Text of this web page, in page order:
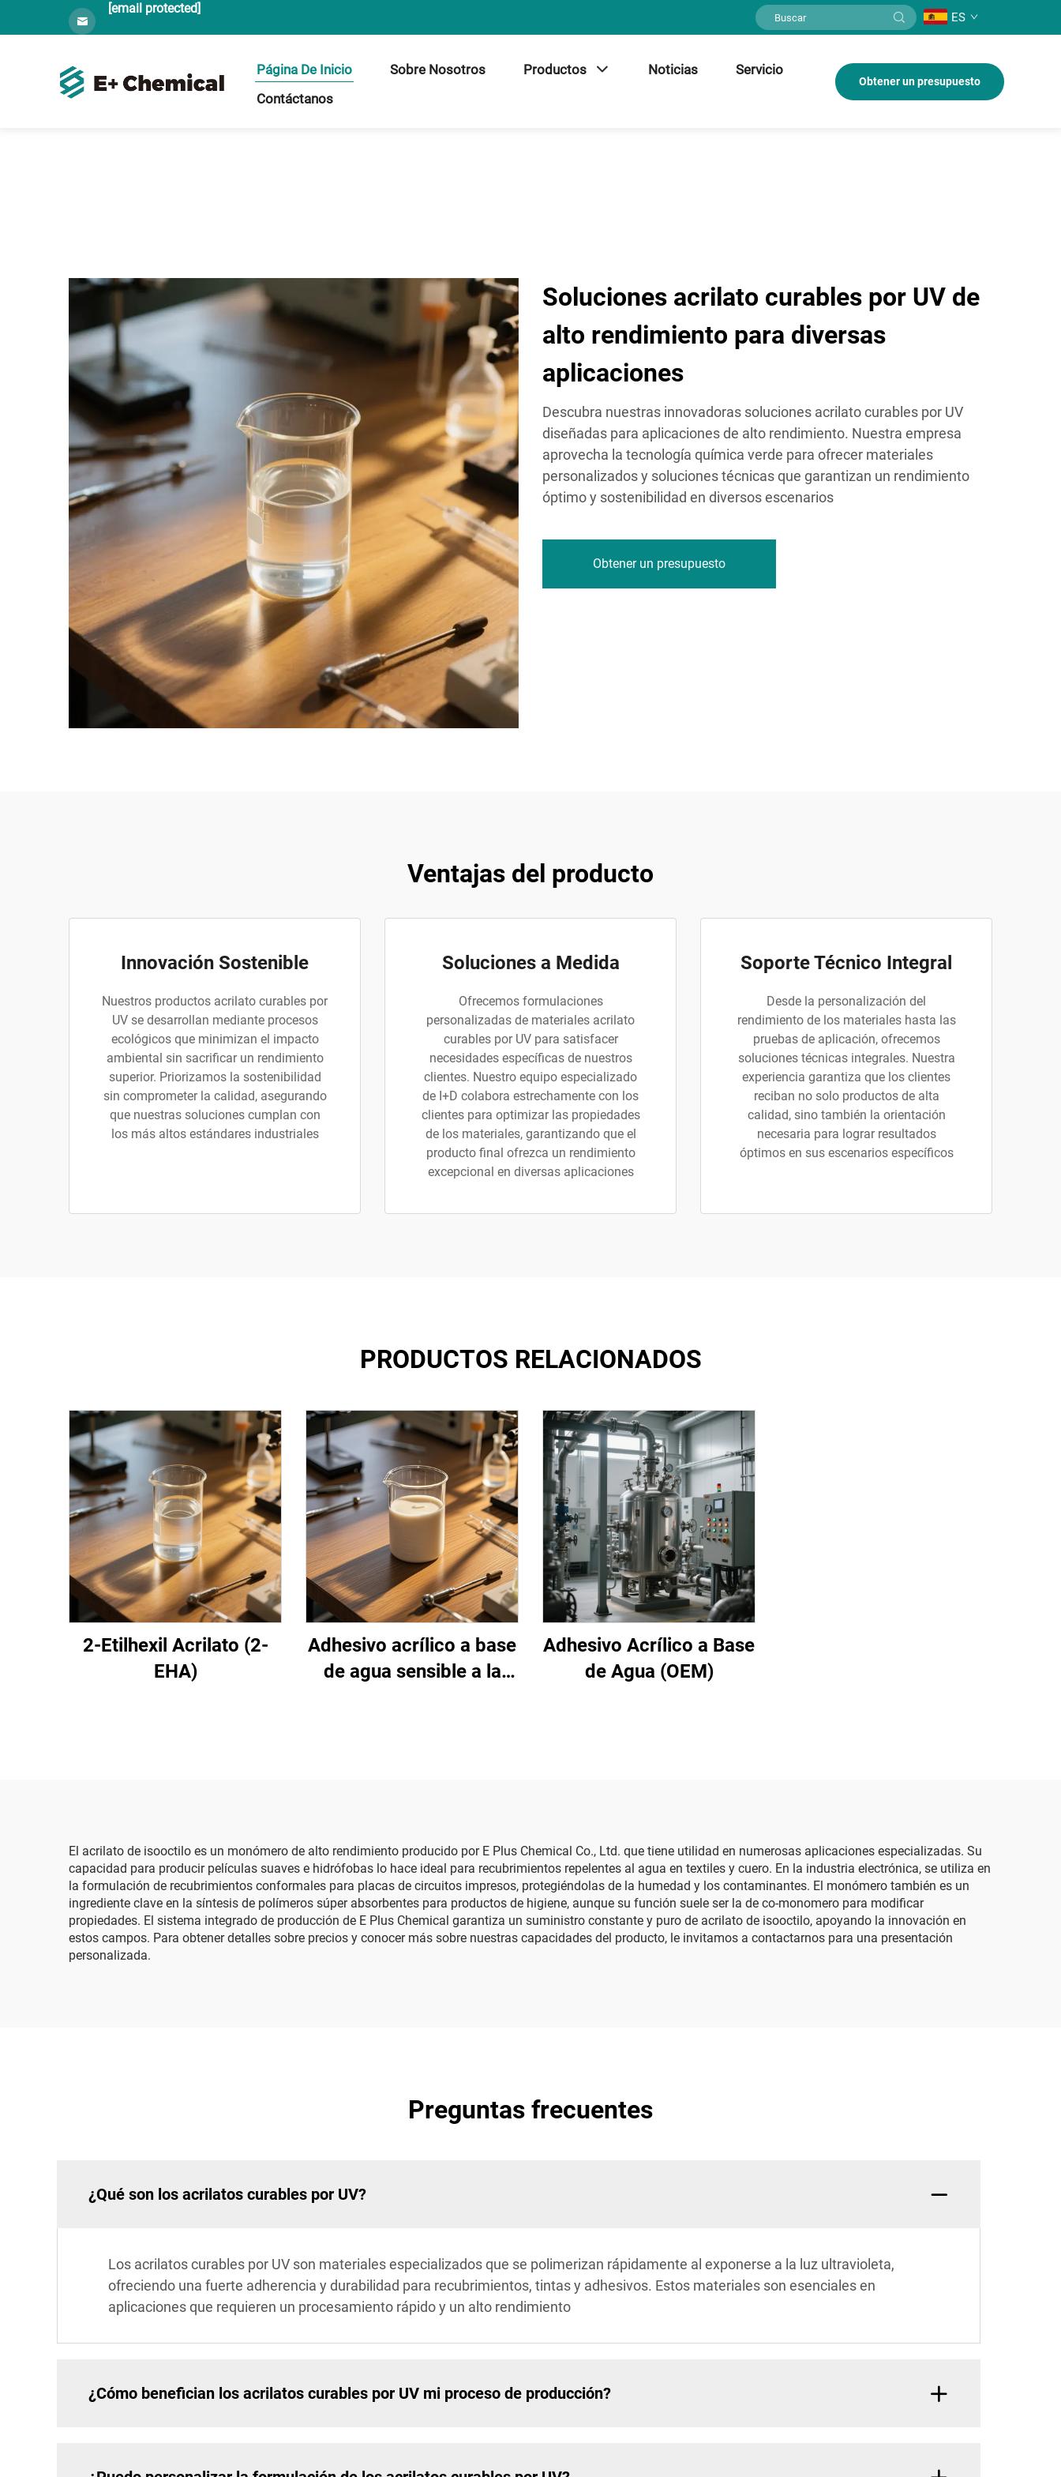
[email protected]
ES
Página De Inicio Sobre Nosotros Productos Noticias
Servicio
Contáctanos
Obtener un presupuesto
Soluciones acrilato curables por UV de
alto rendimiento para diversas
aplicaciones
Descubra nuestras innovadoras soluciones acrilato curables por UV
diseñadas para aplicaciones de alto rendimiento. Nuestra empresa
aprovecha la tecnología química verde para ofrecer materiales
personalizados y soluciones técnicas que garantizan un rendimiento
óptimo y sostenibilidad en diversos escenarios
Obtener un presupuesto
Ventajas del producto
Innovación Sostenible
Nuestros productos acrilato curables por
UV se desarrollan mediante procesos
ecológicos que minimizan el impacto
ambiental sin sacrificar un rendimiento
superior. Priorizamos la sostenibilidad
sin comprometer la calidad, asegurando
que nuestras soluciones cumplan con
los más altos estándares industriales
Soluciones a Medida
Ofrecemos formulaciones
personalizadas de materiales acrilato
curables por UV para satisfacer
necesidades específicas de nuestros
clientes. Nuestro equipo especializado
de I+D colabora estrechamente con los
clientes para optimizar las propiedades
de los materiales, garantizando que el
producto final ofrezca un rendimiento
excepcional en diversas aplicaciones
Soporte Técnico Integral
Desde la personalización del
rendimiento de los materiales hasta las
pruebas de aplicación, ofrecemos
soluciones técnicas integrales. Nuestra
experiencia garantiza que los clientes
reciban no solo productos de alta
calidad, sino también la orientación
necesaria para lograr resultados
óptimos en sus escenarios específicos
PRODUCTOS RELACIONADOS
2-Etilhexil Acrilato (2-
EHA)
Adhesivo acrílico a base
de agua sensible a la
Adhesivo Acrílico a Base
de Agua (OEM)
El acrilato de isooctilo es un monómero de alto rendimiento producido por E Plus Chemical Co., Ltd. que tiene utilidad en numerosas aplicaciones especializadas. Su
capacidad para producir películas suaves e hidrófobas lo hace ideal para recubrimientos repelentes al agua en textiles y cuero. En la industria electrónica, se utiliza en
la formulación de recubrimientos conformales para placas de circuitos impresos, protegiéndolas de la humedad y los contaminantes. El monómero también es un
ingrediente clave en la síntesis de polímeros súper absorbentes para productos de higiene, aunque su función suele ser la de co-monomero para modificar
propiedades. El sistema integrado de producción de E Plus Chemical garantiza un suministro constante y puro de acrilato de isooctilo, apoyando la innovación en
estos campos. Para obtener detalles sobre precios y conocer más sobre nuestras capacidades del producto, le invitamos a contactarnos para una presentación
personalizada.
Preguntas frecuentes
¿Qué son los acrilatos curables por UV?
Los acrilatos curables por UV son materiales especializados que se polimerizan rápidamente al exponerse a la luz ultravioleta,
ofreciendo una fuerte adherencia y durabilidad para recubrimientos, tintas y adhesivos. Estos materiales son esenciales en
aplicaciones que requieren un procesamiento rápido y un alto rendimiento
¿Cómo benefician los acrilatos curables por UV mi proceso de producción?